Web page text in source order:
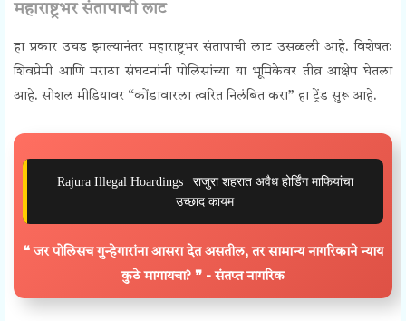
महाराष्ट्रभर संतापाची लाट
हा प्रकार उघड झाल्यानंतर महाराष्ट्रभर संतापाची लाट उसळली आहे. विशेषतः
शिवप्रेमी आणि मराठा संघटनांनी पोलिसांच्या या भूमिकेवर तीव्र आक्षेप घेतला
आहे. सोशल मीडियावर “कोंडावारला त्वरित निलंबित करा” हा ट्रेंड सुरू आहे.
Rajura Illegal Hoardings | राजुरा शहरात अवैध होर्डिंग माफियांचा
उच्छाद कायम
❝ जर पोलिसच गुन्हेगारांना आसरा देत असतील, तर सामान्य नागरिकाने न्याय
कुठे मागायचा? ❞ - संतप्त नागरिक